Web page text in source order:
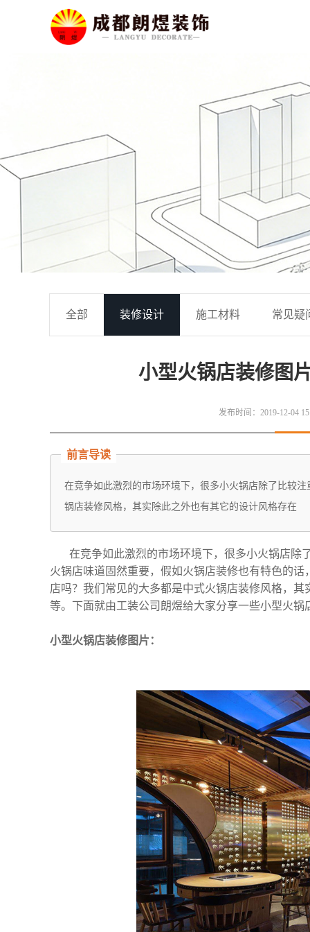
全部 装修设计 施工材料 常见疑
小型火锅店装修图
发布时间：2019-12-04
前言导读
在竞争如此激烈的市场环境下，很多小火锅店除了比较
锅店装修风格，其实除此之外也有其它的设计风格存在
在竞争如此激烈的市场环境下，很多小火锅店除
火锅店味道固然重要，假如火锅店装修也有特色的
店吗？我们常见的大多都是中式火锅店装修风格，
等。下面就由工装公司朗煜给大家分享一些小型火锅
小型火锅店装修图片：